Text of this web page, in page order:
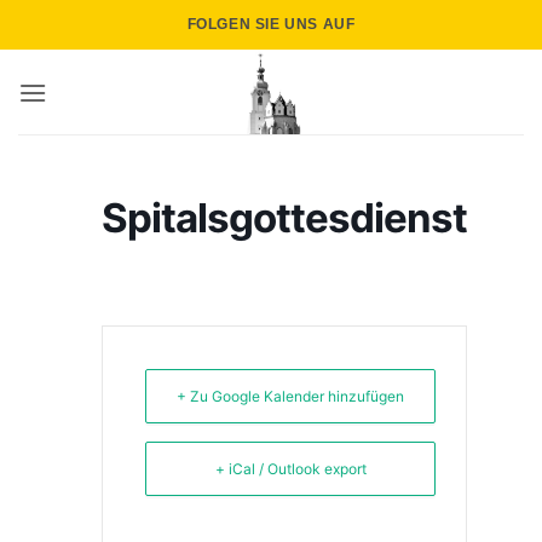
FOLGEN SIE UNS AUF
Spitalsgottesdienst
+ Zu Google Kalender hinzufügen
+ iCal / Outlook export